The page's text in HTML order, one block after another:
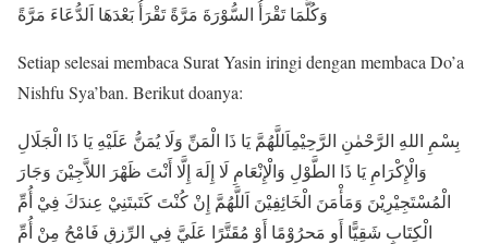
وَكُلَّمَا تَقْرَأُ السُّوْرَةَ مَرَّةً تَقْرَأُ بَعْدَهَا اَلدُّعَاءَ مَرَّةً
Setiap selesai membaca Surat Yasin iringi dengan membaca Do’a
Nishfu Sya’ban. Berikut doanya:
بِسْمِ اللهِ الرَّحْمٰنِ الرَّحِيْمِاَللَّهُمَّ يَا ذَا الْمَنِّ وَلَا يُمَنُّ عَلَيْهِ يَا ذَا الْجَلَالِ
وَالْإِكْرَامِ يَا ذَا الطَّوْلِ وَالْإِنْعَامِ لَا إِلَهَ إِلَّا أَنْتَ ظَهْرَ اللاَّجِيْنَ وَجَارَ
الْمُسْتَجِيْرِيْنَ وَمَأْمَنَ الْخَائِفِيْنَ اَللَّهُمَّ إِنْ كُنْتَ كَتَبتَنِيْ عِندَكَ فِيْ أُمِّ
الْكِتَابِ شَقِيًّا أَو مَحرُوْمًا أَوْ مُقَتَّرًا عَلَيَّ فِي الرِّزقِ فَامْحُ مِنْ أُمِّ